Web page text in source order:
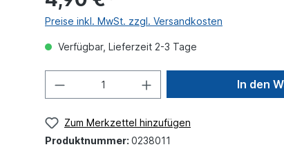
Preise inkl. MwSt. zzgl. Versandkosten
Verfügbar, Lieferzeit 2-3 Tage
In den
Zum Merkzettel hinzufügen
Produktnummer: 0238011